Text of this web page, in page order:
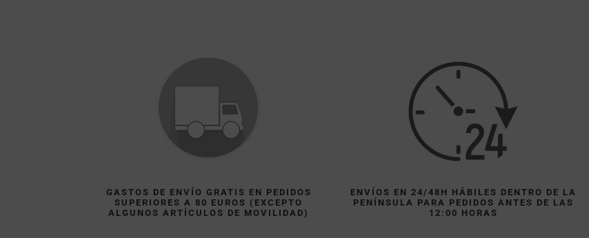
GASTOS DE ENVÍO GRATIS EN PEDIDOS
SUPERIORES A 80 EUROS (EXCEPTO
ALGUNOS ARTÍCULOS DE MOVILIDAD)
ENVÍOS EN 24/48H HÁBILES DENTRO DE LA
PENÍNSULA PARA PEDIDOS ANTES DE LAS
12:00 HORAS